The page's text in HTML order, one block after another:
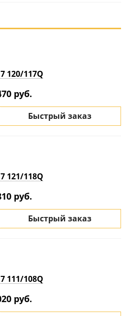
120/117Q
руб.
Быстрый заказ
121/118Q
руб.
Быстрый заказ
111/108Q
руб.